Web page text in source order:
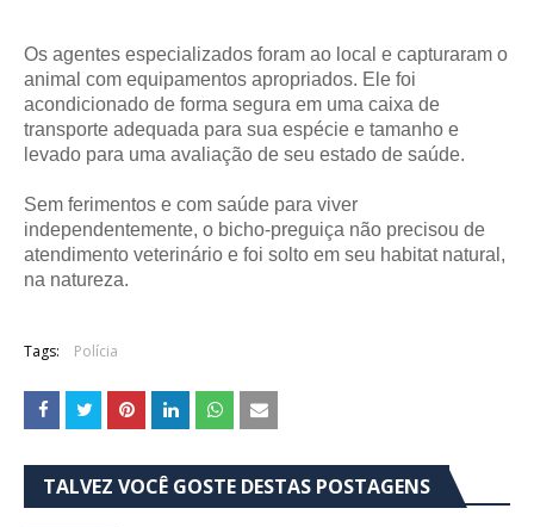
Os agentes especializados foram ao local e capturaram o
animal com equipamentos apropriados. Ele foi
acondicionado de forma segura em uma caixa de
transporte adequada para sua espécie e tamanho e
levado para uma avaliação de seu estado de saúde.
Sem ferimentos e com saúde para viver
independentemente, o bicho-preguiça não precisou de
atendimento veterinário e foi solto em seu habitat natural,
na natureza.
Tags: Polícia
TALVEZ VOCÊ GOSTE DESTAS POSTAGENS